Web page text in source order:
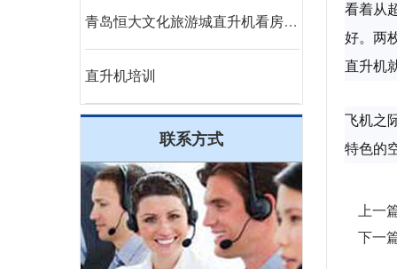
青岛恒大文化旅游城直升机看房轰动全城
直升机培训
联系方式
看着从
好。两
直升机
飞机之
特色的
上一
下一